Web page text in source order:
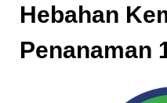
Hebahan
Penanaman